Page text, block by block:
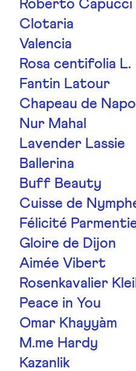
Roberto Capucci
Clotaria
Valencia
Rosa centifolia L.
Fantin Latour
Chapeau de
Nur Mahal
Lavender Lassie
Ballerina
Buff Beauty
Cuisse de
Félicité
Gloire de Dijon
Aimée Vibert
Rosenkavalier
Peace in You
Omar Khayyàm
M.me Hardy
Kazanlik